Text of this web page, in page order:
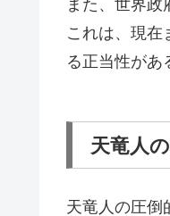
これは、現
る正当性があ
天竜人
天竜人の圧倒